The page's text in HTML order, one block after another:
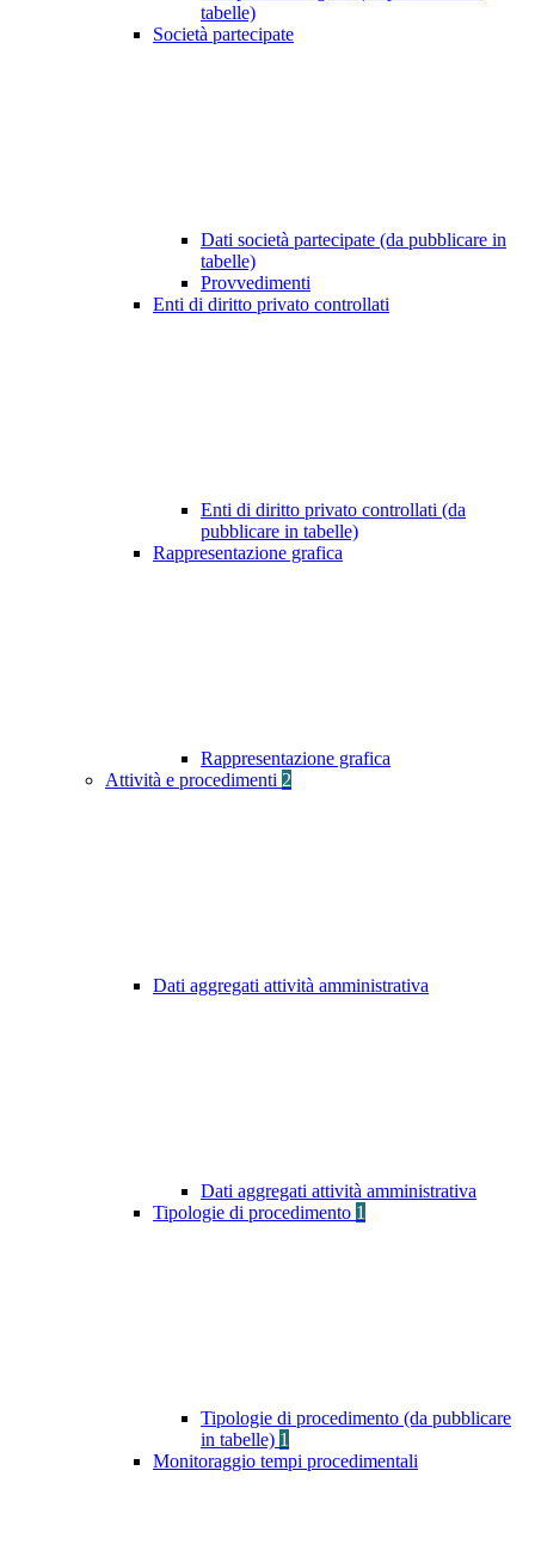
tabelle)
Società partecipate
Dati società partecipate (da pubblicare in
tabelle)
Provvedimenti
Enti di diritto privato controllati
Enti di diritto privato controllati (da
pubblicare in tabelle)
Rappresentazione grafica
Rappresentazione grafica
Attività e procedimenti 2
Dati aggregati attività amministrativa
Dati aggregati attività amministrativa
Tipologie di procedimento 1
Tipologie di procedimento (da pubblicare
in tabelle) 1
Monitoraggio tempi procedimentali